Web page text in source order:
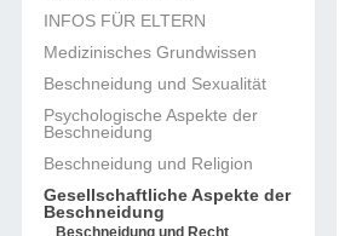
INFOS FÜR ELTERN
Medizinisches Grundwissen
Beschneidung und Sexualität
Psychologische Aspekte der
Beschneidung
Beschneidung und Religion
Gesellschaftliche Aspekte der
Beschneidung
Beschneidung und Recht